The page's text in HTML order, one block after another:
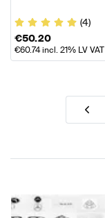
(4)
€50.20
€60.74incl. 21% LV VAT